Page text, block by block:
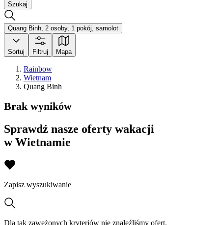
Szukaj
Quang Binh, 2 osoby, 1 pokój, samolot
Sortuj Filtruj Mapa
Rainbow
Wietnam
Quang Binh
Brak wyników
Sprawdź nasze oferty wakacji
w Wietnamie
Zapisz wyszukiwanie
Dla tak zawężonych kryteriów nie znaleźliśmy ofert.